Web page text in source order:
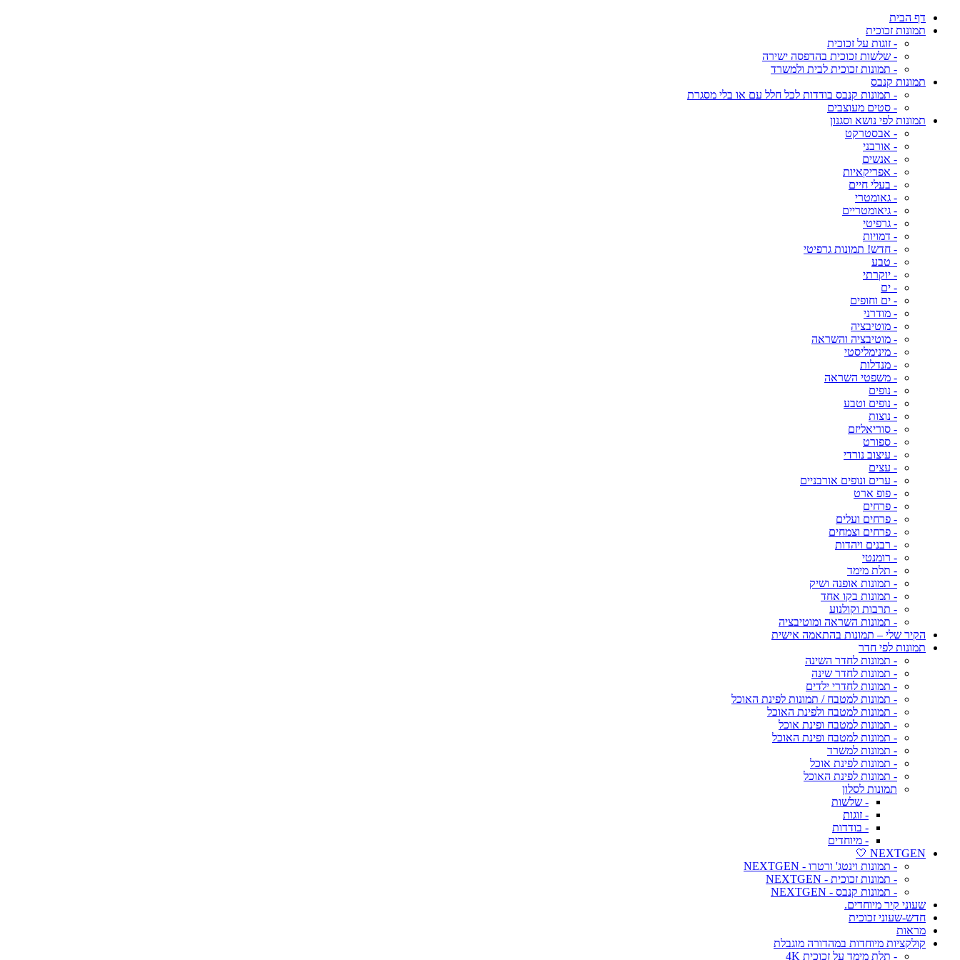
דף הבית
תמונות זכוכית
- זוגות על זכוכית
- שלשות זכוכית בהדפסה ישירה
- תמונות זכוכית לבית ולמשרד
תמונות קנבס
- תמונות קנבס בודדות לכל חלל עם או בלי מסגרת
- סטים מעוצבים
תמונות לפי נושא וסגנון
- אבסטרקט
- אורבני
- אנשים
- אפריקאיות
- בעלי חיים
- גאומטרי
- גיאומטריים
- גרפיטי
- דמויות
- חדש! תמונות גרפיטי
- טבע
- יוקרתי
- ים
- ים וחופים
- מודרני
- מוטיבציה
- מוטיבציה והשראה
- מינימליסטי
- מנדלות
- משפטי השראה
- נופים
- נופים וטבע
- נוצות
- סוריאליזם
- ספורט
- עיצוב נורדי
- עצים
- ערים ונופים אורבניים
- פופ ארט
- פרחים
- פרחים ועלים
- פרחים וצמחים
- רבנים ויהדות
- רומנטי
- תלת מימד
- תמונות אופנה ושיק
- תמונות בקו אחד
- תרבות וקולנוע
- תמונות השראה ומוטיבציה
הקיר שלי – תמונות בהתאמה אישית
תמונות לפי חדר
- תמונות לחדר השינה
- תמונות לחדר שינה
- תמונות לחדרי ילדים
- תמונות למטבח / תמונות לפינת האוכל
- תמונות למטבח ולפינת האוכל
- תמונות למטבח ופינת אוכל
- תמונות למטבח ופינת האוכל
- תמונות למשרד
- תמונות לפינת אוכל
- תמונות לפינת האוכל
תמונות לסלון
- שלשות
- זוגות
- בודדות
- מיוחדים
NEXTGEN 🤍
- תמונות וינטג' ורטרו - NEXTGEN
- תמונות זכוכית - NEXTGEN
- תמונות קנבס - NEXTGEN
שעוני קיר מיוחדים.
חדש-שעוני זכוכית
מראות
קולקציות מיוחדות במהדורה מוגבלת
- תלת מימד על זכוכית 4K